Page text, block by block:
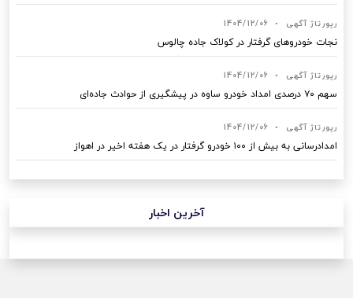
رپورتاژ آگهی •
1404/12/06
نجات خودروهای گرفتار در کولاک جاده چالوس
رپورتاژ آگهی •
1404/12/06
سهم ۷۰ درصدی امداد خودرو ساوه در پیشگیری از حوادث جاده‌ای
رپورتاژ آگهی •
1404/12/06
امدادرسانی به بیش از ۱۰۰ خودرو گرفتار در یک هفته اخیر در اهواز
آخرین اخبار